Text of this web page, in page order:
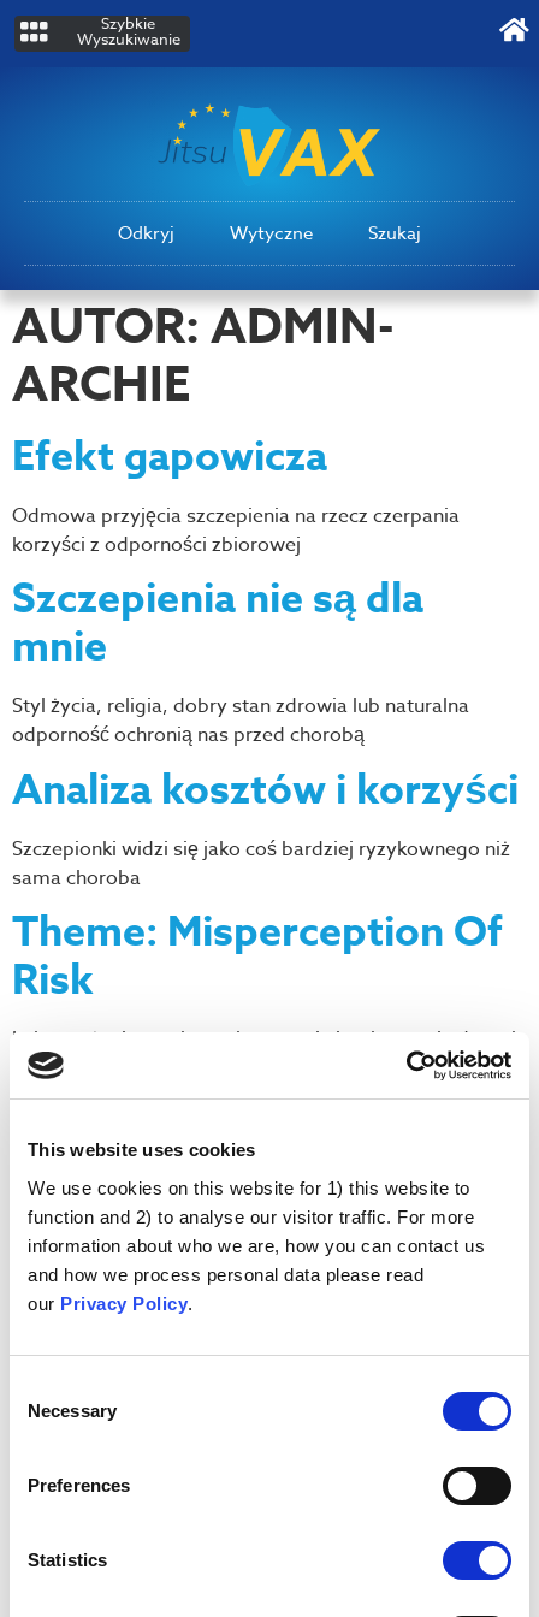
This website uses cookies
We use cookies on this website for 1) this website to
function and 2) to analyse our visitor traffic. For more
information about who we are, how you can contact us
and how we process personal data please read
our Privacy Policy.
Selection
Necessary
Preferences
Statistics
Szybkie
Wyszukiwanie
Odkryj Wytyczne Szukaj
AUTOR:ADMIN-
ARCHIE
Efekt gapowicza
Odmowa przyjęcia szczepienia na rzecz czerpania
korzyści z odporności zbiorowej
Szczepienia nie są dla
mnie
Styl życia, religia, dobry stan zdrowia lub naturalna
odporność ochronią nas przed chorobą
Analiza kosztów i korzyści
Szczepionki widzi się jako coś bardziej ryzykownego niż
sama choroba
Theme: Misperception Of
Risk
Lekceważenie ryzyka zachorowania i traktowanie danych
o zachorowalności jako nieistotnych
Choroby uznawane są za niegroźne, a nawet zbawienne
dla rozwoju dzieci oraz układu odpornościowego
Szczepienia są zbędne
niepotrzebnego, zbytecznego, mało istotnego
Trypanofobia
Argumenty, w których mówi się o ogromnym strachu
przed zastrzykami lub igłami do wstrzyknięć
Upośledzanie odporności